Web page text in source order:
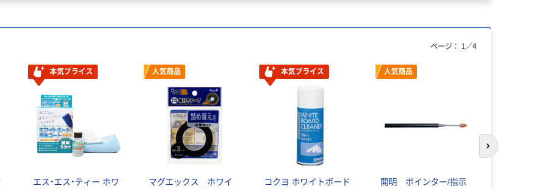
本気プライス
エス・エス・ティー ホワ
人気商品
マグエックス ホワイ
本気プライス
コクヨ ホワイトボード
人気商品
開明 ポインター/指示
ページ： 1 ／4
次のスライド